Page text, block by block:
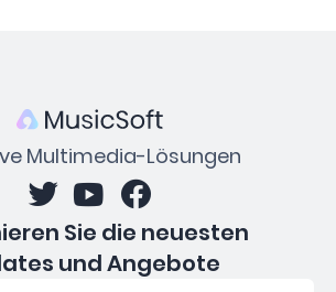
Multimedia-Lösungen
Sie die neuesten
und Angebote